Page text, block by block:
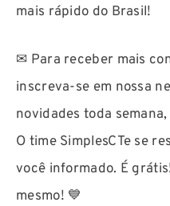
mais rápido do Brasil!
✉ Para receber mais
inscreva-se em nossa
novidades toda
O time SimplesCTe se
você informado. É
mesmo! 💙